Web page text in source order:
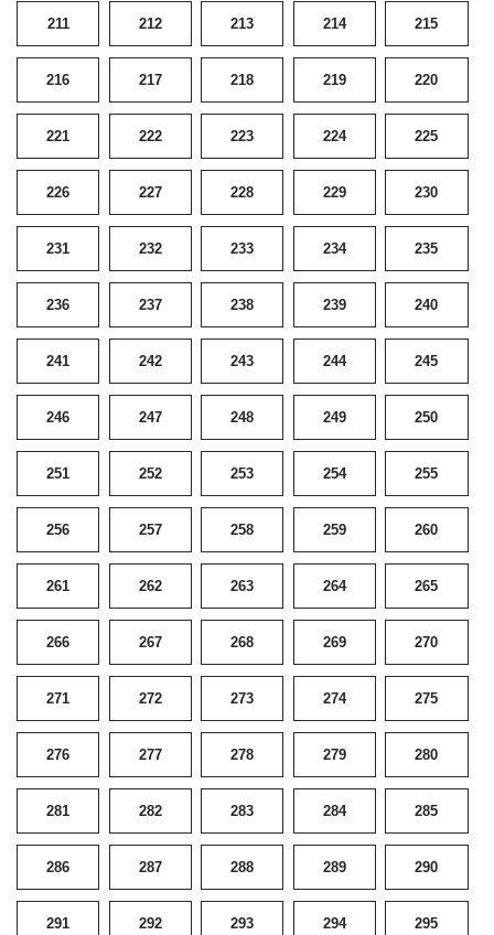
211 212 213 214 215
216 217 218 219 220
221 222 223 224 225
226 227 228 229 230
231 232 233 234 235
236 237 238 239 240
241 242 243 244 245
246 247 248 249 250
251 252 253 254 255
256 257 258 259 260
261 262 263 264 265
266 267 268 269 270
271 272 273 274 275
276 277 278 279 280
281 282 283 284 285
286 287 288 289 290
291 292 293 294 295